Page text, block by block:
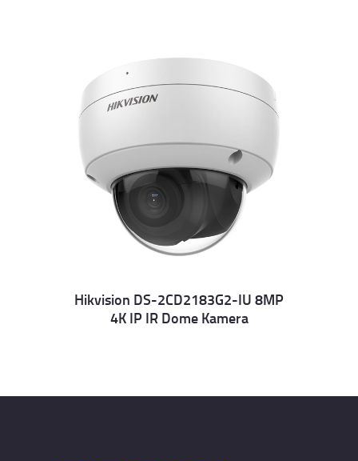
Details
Hikvision DS-2CD2183G2-IU 8MP
4K IP IR Dome Kamera